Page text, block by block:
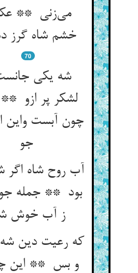
می‌زنی **
70
شه یکی
لشکر پر ازو
چون آبست واین
آب روح شاه اگر
بود ** جمله
که رعیت دین شه
و بس ** این